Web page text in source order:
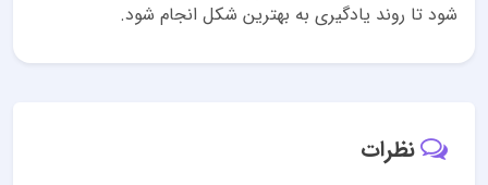
شود تا روند یادگیری به بهترین شکل انجام شود.
نظرات